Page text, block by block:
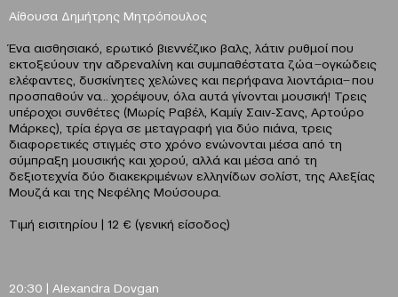
Αίθουσα Δημήτρης Μητρόπουλος
Ένα αισθησιακό, ερωτικό βιεννέζικο βαλς, λάτιν ρυθμοί που
εκτοξεύουν την αδρεναλίνη και συμπαθέστατα ζώα ̶ ογκώδεις
ελέφαντες, δυσκίνητες χελώνες και περήφανα λιοντάρια ̶ που
προσπαθούν να… χορέψουν, όλα αυτά γίνονται μουσική! Τρεις
υπέροχοι συνθέτες (Μωρίς Ραβέλ, Καμίγ Σαιν-Σανς, Αρτούρο
Μάρκες), τρία έργα σε μεταγραφή για δύο πιάνα, τρεις
διαφορετικές στιγμές στο χρόνο ενώνονται μέσα από τη
σύμπραξη μουσικής και χορού, αλλά και μέσα από τη
δεξιοτεχνία δύο διακεκριμένων ελληνίδων σολίστ, της Αλεξίας
Μουζά και της Νεφέλης Μούσουρα.
Τιμή εισιτηρίου | 12 € (γενική είσοδος)
20:30 | Alexandra Dovgan